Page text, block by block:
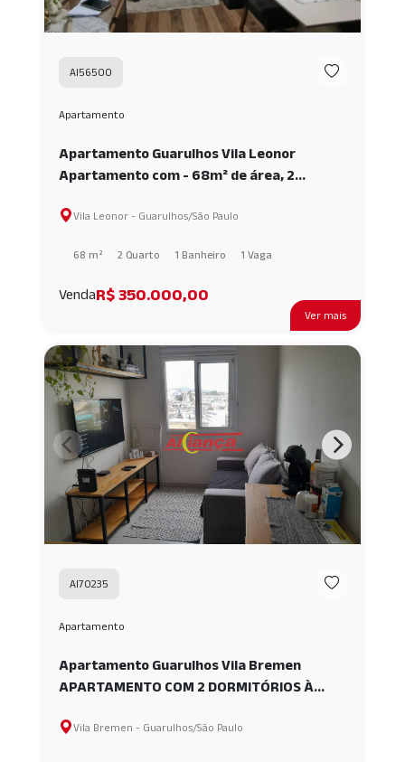
Ver mais
AI56500
Apartamento
Apartamento Guarulhos Vila Leonor
Apartamento com - 68m² de área, 2
Vila Leonor - Guarulhos/São Paulo
68 m² 2 Quarto 1 Banheiro 1 Vaga
VendaR$ 350.000,00
AI70235
Apartamento
Apartamento Guarulhos Vila Bremen
APARTAMENTO COM 2 DORMITÓRIOS À
GUARULHOS/SP AI70235
Vila Bremen - Guarulhos/São Paulo